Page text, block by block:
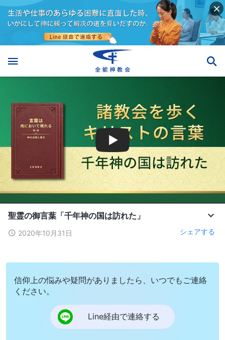
聖霊の御言葉「千年神の国は訪れた」
2020年10月31日 シェアする
信仰上の悩みや疑問がありましたら、いつでもご連絡
ください。
Line経由で連絡する